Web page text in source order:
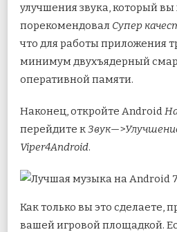
улучшения звука, который вы
порекомендовал Супер
что для работы приложения
минимум двухъядерный
оперативной памяти.
Наконец, откройте Android
перейдите кЗвук—>
Viper4Android.
Как только вы это сделаете,
вашей игровой площадкой.